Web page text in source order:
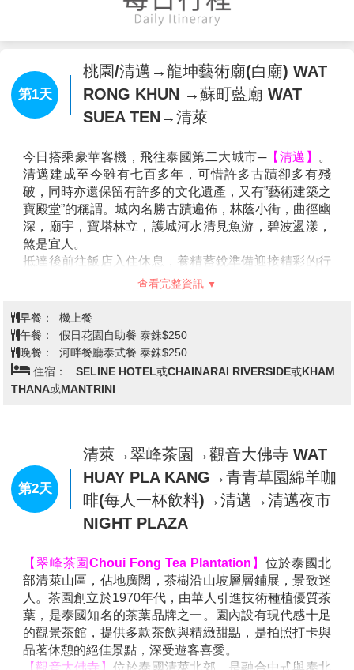
第1天
桃園/清邁→龍坤藝術廟(白廟) WAT
RONG KHUN →蘇町藍廟 WAT
SUEA TEN→清萊
今日搭乘豪華客機，飛往泰國第二大城市─【清邁】
。
清邁建成至今雖有七百多年，可惜許多古蹟卻多有殘
破，同時亦還保留有許多的文化遺產，又有”藝術建築之
寶殿堂”的稱謂。城內名勝古蹟遍佈，林蔭小街，曲徑幽
深，廟宇，寶塔林立，護城河水清見魚游，碧波盪漾，
煞是宜人。
抵達後前往飯店入住休息，養精蓄銳準備迎接精彩的行
五年多時間所建
品全都是查仁猜師父及其徒弟們所創造出來的；廟堂外
觀裝飾鏡子碎片，山形窗則裝飾著
世界之神祗) 、大象及傘等形狀。此廟結合傳統與現代
創作的藝術塊寶，展現泰國國寶級藝術家的創意，也是
還曾經與察霖猜大師一起建造聞名遐邇的白廟。Puttha
把跟在查仁猜大師身邊時，所學到的技術融會貫通，並
加入了個人風格，就一手催生出了這間與白廟截然不同
風格的藍廟。一座藍色為主題的佛寺，外部光彩奪目，
內部也讓人震撼，只需抬頭仰望，映入眼簾的是一份感
查看完整資訊
早餐：
機上餐
午餐：
假日花園自助餐 泰銖$250
晚餐：
河畔餐廳泰式餐 泰銖$250
住宿：
SELINE HOTEL或CHAINARAI RIVERSIDE或KHAM
THANA或MANTRINI
第2天
清萊→翠峰茶園→觀音大佛寺 WAT
HUAY PLA KANG→青青草園綿羊咖
啡(每人一杯飲料)→清邁→清邁夜市
NIGHT PLAZA
【翠峰茶園Choui Fong Tea Plantation 】 位於泰國北
部清萊山區，佔地廣闊，茶樹沿山坡層層鋪展，景致迷
人。茶園創立於1970年代，由華人引進技術種植優質茶
葉，是泰國知名的茶葉品牌之一。園內設有現代感十足
的觀景茶館，提供多款茶飲與精緻甜點，是拍照打卡與
品茗休憩的絕佳景點，深受遊客喜愛。
【觀音大佛寺 】 位於泰國清萊北郊，是融合中式與泰北